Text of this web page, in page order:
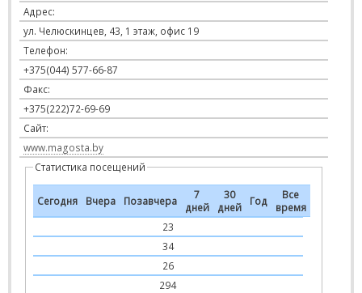
Адрес:
ул. Челюскинцев, 43, 1 этаж, офис 19
Телефон:
+375(044) 577-66-87
Факс:
+375(222)72-69-69
Сайт:
www.magosta.by
Статистика посещений
Сегодня Вчера Позавчера
7
дней
30
дней
Год
Все
время
23
34
26
294